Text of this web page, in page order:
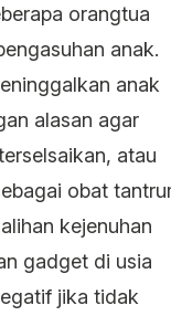
orangtua
anak.
anak
alasan agar
atau
obat
kejenuhan
gadget di usia
jika tidak